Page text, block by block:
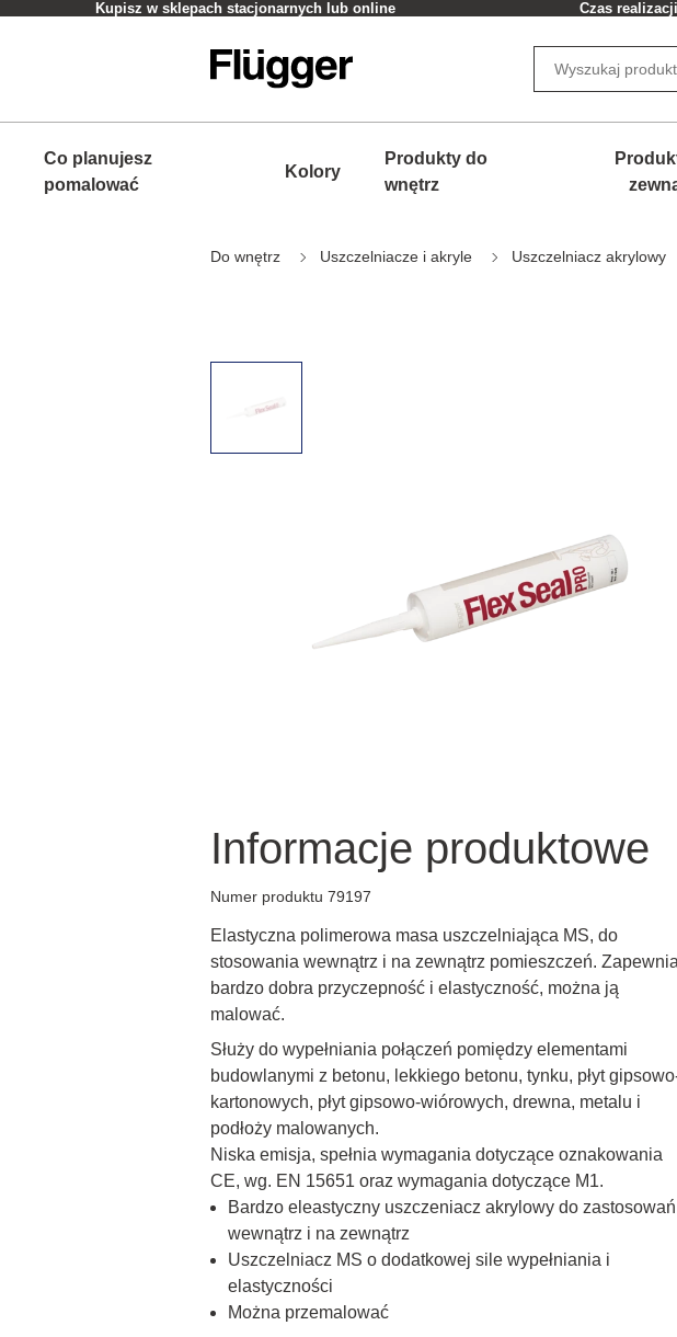
Kupisz w sklepach stacjonarnych lub online Czas
Co planujesz
pomalować
Kolory
Produkty do
wnętrz
Do wnętrz Uszczelniacze i akryle Uszczelniacz akrylowy
Informacje produktowe
Numer produktu 79197
Elastyczna polimerowa masa uszczelniająca MS, do
stosowania wewnątrz i na zewnątrz pomieszczeń. Zapewnia
bardzo dobra przyczepność i elastyczność, można ją
malować.
Służy do wypełniania połączeń pomiędzy elementami
budowlanymi z betonu, lekkiego betonu, tynku, płyt
kartonowych, płyt gipsowo-wiórowych, drewna, metalu i
podłoży malowanych.
Niska emisja, spełnia wymagania dotyczące oznakowania
CE, wg. EN 15651 oraz wymagania dotyczące M1.
Bardzo eleastyczny uszczeniacz akrylowy do zastosowań
wewnątrz i na zewnątrz
Uszczelniacz MS o dodatkowej sile wypełniania i
elastyczności
Można przemalować